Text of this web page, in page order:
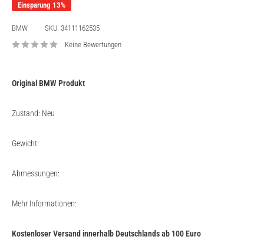
Einsparung 13%
BMW SKU: 34111162535
Keine Bewertungen
Original BMW Produkt
Zustand: Neu
Gewicht:
Abmessungen:
Mehr Informationen:
Kostenloser Versand innerhalb Deutschlands ab 100 Euro